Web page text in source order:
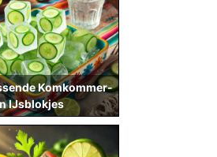
Komkommer-
IJsblokjes